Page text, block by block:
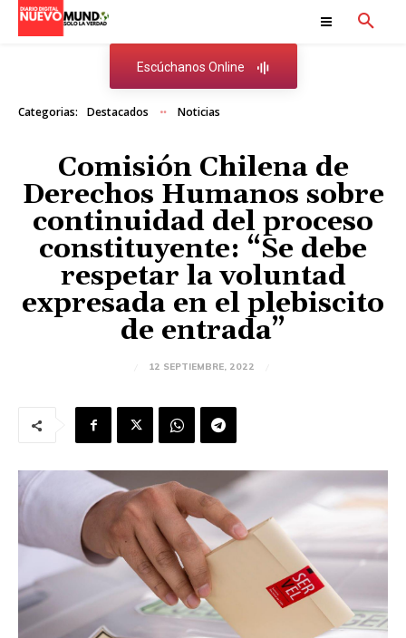
Escúchanos Online
Categorias: Destacados Noticias
Comisión Chilena de
Derechos Humanos sobre
continuidad del proceso
constituyente: “Se debe
respetar la voluntad
expresada en el plebiscito
de entrada”
12 SEPTIEMBRE, 2022